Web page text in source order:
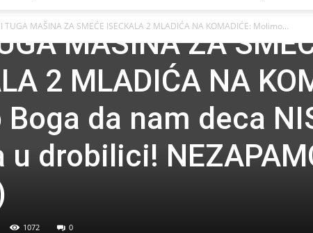
I TUGA MAŠINA ZA SMEĆE ISECKALA 2 MLADIĆA NA KOMADIĆE: Molimo...
MAŠINA ZA
2 MLADIĆA NA
da nam deca
u drobilici!
1072 0